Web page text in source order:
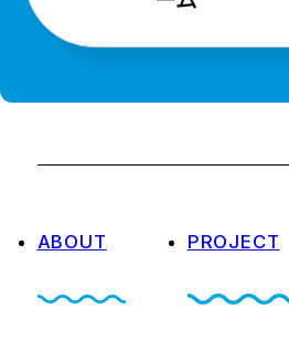
ABOUT PROJECT